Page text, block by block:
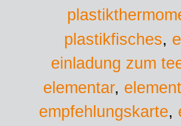
plastikfisches,
einladung zum
elementar,
empfehlungskarte,